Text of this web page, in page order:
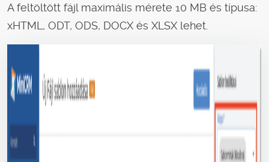
A feltöltött fájl maximális mérete 10 MB és típusa:
xHTML, ODT, ODS, DOCX és XLSX lehet.